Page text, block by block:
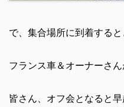
で、集合場所に到着すると
フランス車＆オーナーさん
皆さん、オフ会となると早